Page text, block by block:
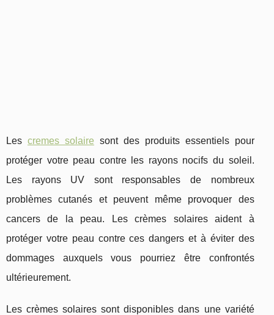
Les cremes solaire sont des produits essentiels pour
protéger votre peau contre les rayons nocifs du soleil.
Les rayons UV sont responsables de nombreux
problèmes cutanés et peuvent même provoquer des
cancers de la peau. Les crèmes solaires aident à
protéger votre peau contre ces dangers et à éviter des
dommages auxquels vous pourriez être confrontés
ultérieurement.
Les crèmes solaires sont disponibles dans une variété